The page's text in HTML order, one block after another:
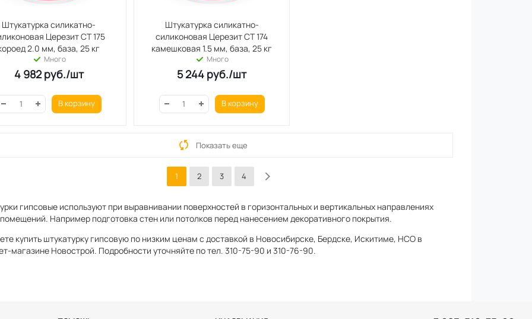
Штукатурка силикатно-
Церезит СТ 175
2.0 мм, база, 25 кг
Много
4 982руб./шт
В корзину
Штукатурка силикатно-
силиконовая Церезит СТ 174
камешковая 1.5 мм, база, 25 кг
Много
5 244 руб./шт
В корзину
Показать еще
1 2 3 4
гипсовые используют при выравнивании поверхностей в горизонтальных и вертикальных направлениях
Например подготовка стен или потолков перед нанесением декоративного покрытия.
купить штукатурку гипсовую по низким ценам с доставкой в Новосибирске, Бердске, Искитиме, НСО в
магазине Новострой. Подробности уточняйте по тел. 310-75-90 и 310-76-90.